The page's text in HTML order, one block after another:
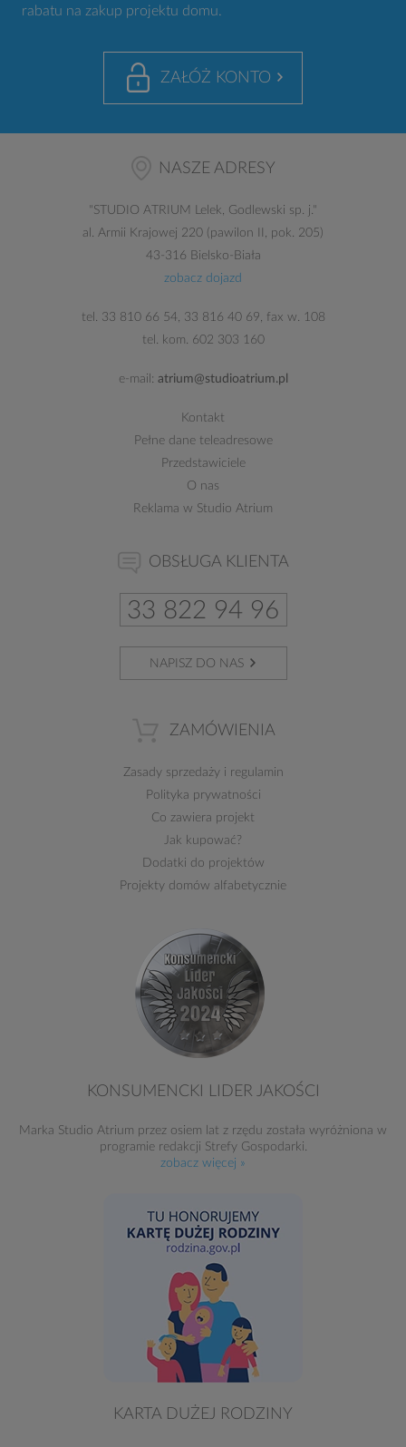
rabatu na zakup projektu domu.
ZAŁÓŻ KONTO
NASZE ADRESY
"STUDIO ATRIUM Lelek, Godlewski sp. j."
al. Armii Krajowej 220 (pawilon II, pok. 205)
43-316 Bielsko-Biała
zobacz dojazd
tel. 33 810 66 54, 33 816 40 69, fax w. 108
tel. kom. 602 303 160
e-mail: atrium@studioatrium.pl
Kontakt
Pełne dane teleadresowe
Przedstawiciele
O nas
Reklama w Studio Atrium
OBSŁUGA KLIENTA
33 822 94 96
NAPISZ DO NAS
ZAMÓWIENIA
Zasady sprzedażyi regulamin
Polityka prywatności
Co zawiera projekt
Jak kupować?
Dodatki do projektów
Projekty domów alfabetycznie
KONSUMENCKI LIDER JAKOŚCI
Marka Studio Atrium przez osiem lat z rzędu została wyróżniona w
programie redakcji Strefy Gospodarki.
zobacz więcej »
KARTA DUŻEJ RODZINY